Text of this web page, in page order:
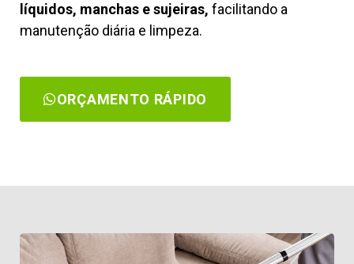
líquidos, manchas e sujeiras, facilitando a
manutenção diária e limpeza.
ORÇAMENTO RÁPIDO